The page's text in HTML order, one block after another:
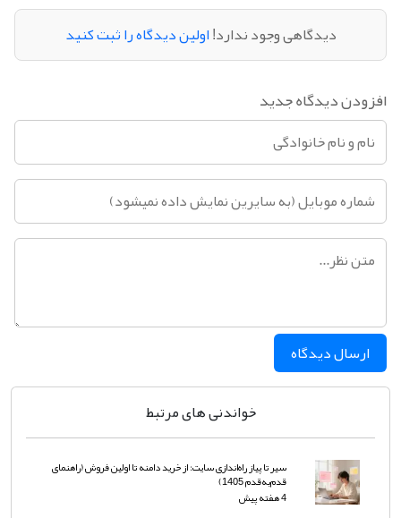
دیدگاهی وجود ندارد!اولین دیدگاه را ثبت کنید
افزودن دیدگاه جدید
ارسال دیدگاه
خواندنی های مرتبط
سیر تا پیاز راه‌اندازی سایت: از خرید دامنه تا اولین فروش (راهنمای
قدم‌به‌قدم 1405)
4 هفته پیش